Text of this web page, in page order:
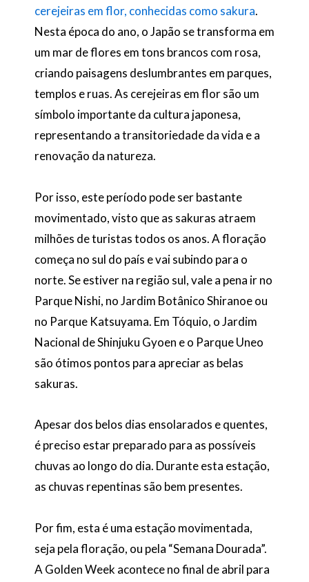
cerejeiras em flor, conhecidas como sakura.
Nesta época do ano, o Japão se transforma em
um mar de flores em tons brancos com rosa,
criando paisagens deslumbrantes em parques,
templos e ruas. As cerejeiras em flor são um
símbolo importante da cultura japonesa,
representando a transitoriedade da vida e a
renovação da natureza.
Por isso, este período pode ser bastante
movimentado, visto que as sakuras atraem
milhões de turistas todos os anos. A floração
começa no sul do país e vai subindo para o
norte. Se estiver na região sul, vale a pena ir no
Parque Nishi, no Jardim Botânico Shiranoe ou
no Parque Katsuyama. Em Tóquio, o Jardim
Nacional de Shinjuku Gyoen e o Parque Uneo
são ótimos pontos para apreciar as belas
sakuras.
Apesar dos belos dias ensolarados e quentes,
é preciso estar preparado para as possíveis
chuvas ao longo do dia. Durante esta estação,
as chuvas repentinas são bem presentes.
Por fim, esta é uma estação movimentada,
seja pela floração, ou pela “Semana Dourada”.
A Golden Week acontece no final de abril para